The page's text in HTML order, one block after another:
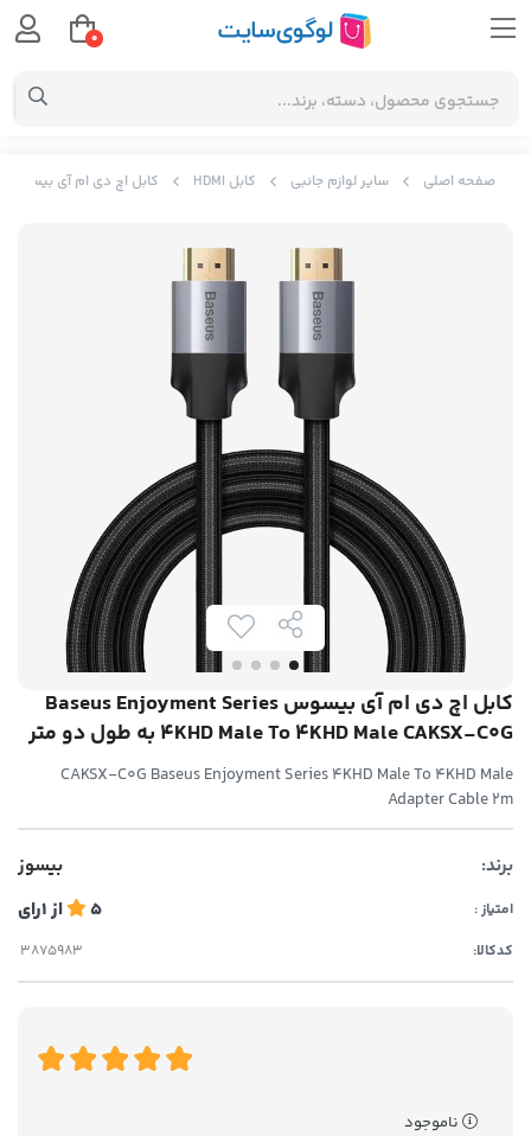
صفحه اصلی سایر لوازم جانبی کابل HDMI کابل اچ دی ام آی بیسوس Baseus Enjoyment Series 4KHD Male To 4KHD Male CAKSX-C0G به طول دو متر
کابل اچ دی ام آی بیسوس Baseus Enjoyment Series
4KHD Male To 4KHD Male CAKSX-C0G به طول دو متر
CAKSX-C0G Baseus Enjoyment Series 4KHD Male To 4KHD Male
Adapter Cable 2m
برند: بیسوز
امتیاز : 5 از1رای
کدکالا:
ناموجود
0